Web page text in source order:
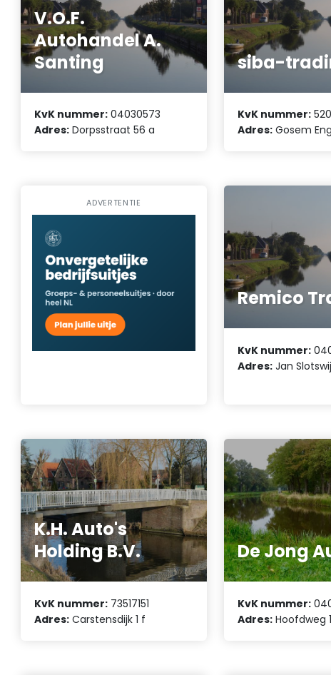
V.O.F.
Autohandel A.
Santing
KvK nummer: 04030573
Adres: Dorpsstraat 56 a
siba-
KvK nummer:
Adres: Gosem
ADVERTENTIE
Remico
KvK nummer:
Adres: Jan
K.H. Auto's
Holding B.V.
KvK nummer: 73517151
Adres: Carstensdijk 1 f
De Jong
KvK nummer:
Adres: Hoofdweg